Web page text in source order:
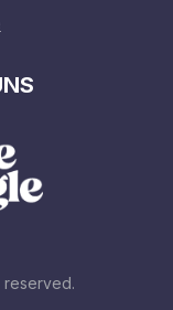
reserved.